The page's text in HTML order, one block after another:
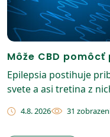
Môže CBD
Epilepsia postihuje
svete a asi tretina z
4.8. 2026 31